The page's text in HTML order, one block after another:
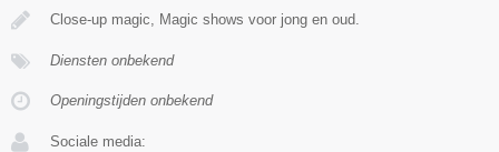
Close-up magic, Magic shows voor jong en oud.
Diensten onbekend
Openingstijden onbekend
Sociale media: